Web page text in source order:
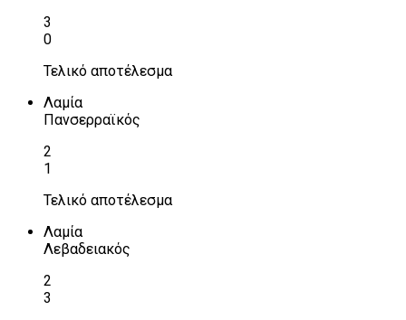
3
0
Τελικό αποτέλεσμα
Λαμία
Πανσερραϊκός
2
1
Τελικό αποτέλεσμα
Λαμία
Λεβαδειακός
2
3